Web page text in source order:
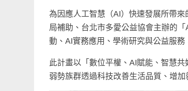
為因應人工智慧（AI）快速發展所帶
局補助、台北市多愛公益協會主辦的
動、AI實務應用、學術研究與公益服
此計畫以「數位平權、AI賦能、智慧
弱勢族群透過科技改善生活品質、增